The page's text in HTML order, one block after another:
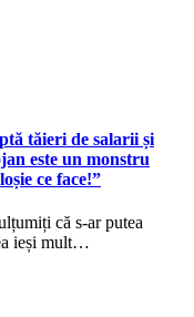
tăieri de salarii și
este un monstru
ce face!”
că s-ar putea
ieși mult…